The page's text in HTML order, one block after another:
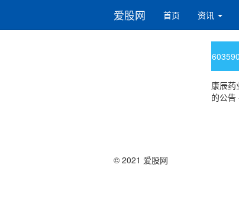
爱股网 首页 资讯
603590
康辰药
的公告
© 2021 爱股网